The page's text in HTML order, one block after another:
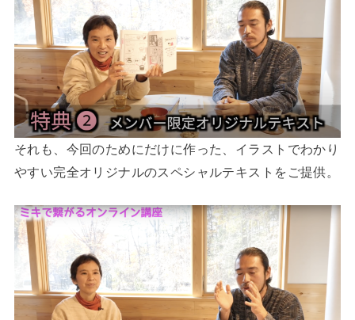
それも、今回のためにだけに作った、イラストでわかり
やすい完全オリジナルのスペシャルテキストをご提供。